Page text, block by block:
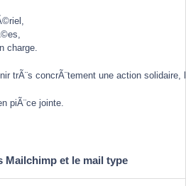
charge.
trÃ¨s concrÃ¨tement une action
piÃ¨ce jointe.
Mailchimp et le mail type